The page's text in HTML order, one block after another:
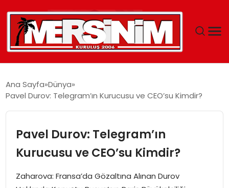
GÜNCEL
SAĞLIK
EĞITIM
Ana Sayfa Dünya
Pavel Durov: Telegram’ın Kurucusu ve CEO’su Kimdir?
Pavel Durov: Telegram’ın
Kurucusu ve CEO’su Kimdir?
Zaharova: Fransa’da Gözaltına Alınan Durov